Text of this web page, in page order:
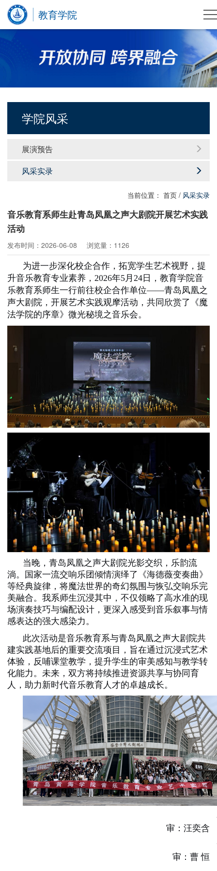
教育学院
学院风采
展演预告
风采实录
当前位置： 首页 / 风采实录
音乐教育系师生赴青岛凤凰之声大剧院开展艺术实践
活动
发布时间：2026-06-08 浏览量：1126
为进一步深化校企合作，拓宽学生艺术视野，提
升音乐教育专业素养， 2026年5月24日，教育学院音
乐教育系师生一行前往校企合作单位——青岛凤凰之
声大剧院，开展艺术实践观摩活动，共同欣赏了《魔
法学院的序章》微光秘境之音乐会。
当晚，青岛凤凰之声大剧院光影交织，乐韵流
淌。国 家一流交响乐团倾情演绎了《海德薇变奏曲》
等经典旋律，将魔法世界的奇幻氛围与恢弘交响乐完
美融合。我系师生沉浸其中，不仅领略了高水准的现
场演奏技巧与编配设计，更深入感受到音乐叙事与情
感表达的强大感染力。
此次活动是音乐教育系与青岛凤凰之声大剧院共
建实践基地后的重要交流项目，旨在通过沉浸式艺术
体验，反哺课堂教学，提升学生的审美感知与教学转
化能力。未来，双方将持续推进资源共享与协同育
人，助力新时代音乐教育人才的卓越成长。
审 ： 汪奕含
审 ： 曹 恒